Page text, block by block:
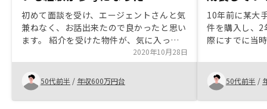
初めて面談を受け、エージェントさんと気
兼ねなく、お話出来たので良かったと思い
ます。 紹介を受けた物件が、気に入って
いた地区の物件で話が弾みました。 エー
ジェントさんも物件を持って、運用してい
る方ので、リスクの取り方、物件の良し悪
しの説明受けるのに、わかりやすかったで
す。再開発地区の物件紹介は、都市計画な
2020年10月28日
50代前半 / 年収600万円台
10年前に某大
件を購入し、
際にすでに当
産投資を考え
は、不動産業
様々新しいこ
説明を受けて
50代前半 /